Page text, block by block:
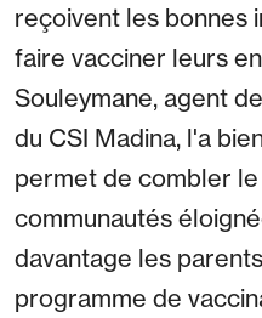
reçoivent les bonnes
faire vacciner leurs
Souleymane, agent
du CSI Madina, l'a
permet de combler
communautés
davantage les
programme de